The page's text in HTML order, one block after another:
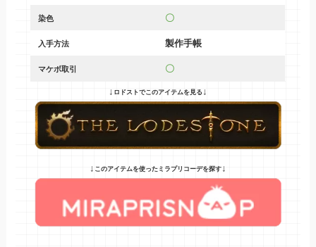
染色 〇
入手方法 製作手帳
マケボ取引 〇
↓ ロドストでこのアイテムを見る↓
↓ このアイテムを使ったミラプリコーデを探す↓